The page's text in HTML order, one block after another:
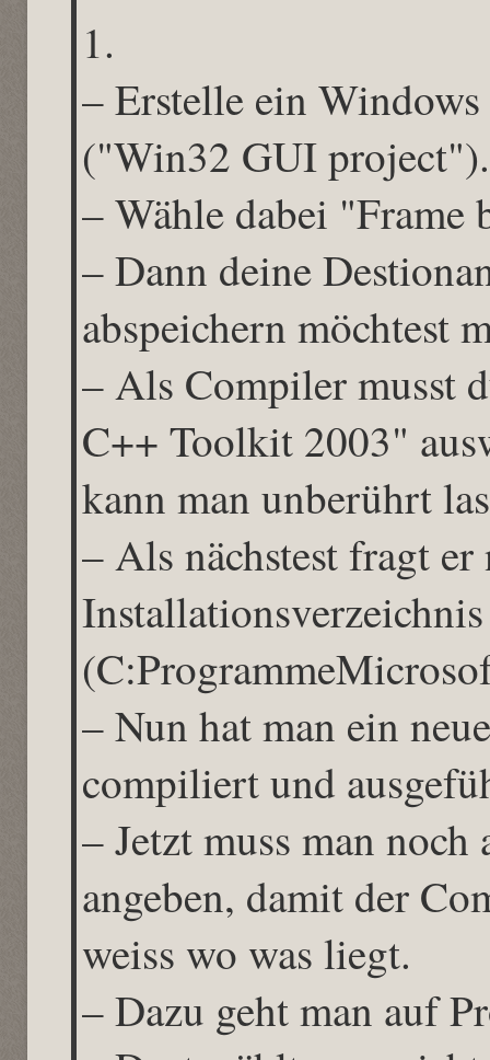
1.
– Erstelle ein
("Win32 GUI project").
– Wähle dabei "Frame
– Dann deine
abspeichern möchtest
– Als Compiler musst
C++ Toolkit 2003"
kann man unberührt
– Als nächstest fragt er
– Nun hat man ein
compiliert und
– Jetzt muss man
angeben, damit der
weiss wo was liegt.
– Dazu geht man auf